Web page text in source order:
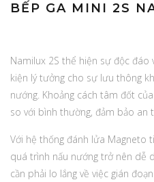
BẾP GA MINI 2S
Namilux 2S thể hiện sự độc
kiện lý tưởng cho sự lưu thông
nướng. Khoảng cách tâm đốt
so với bình thường, đảm bảo an
Với hệ thống đánh lửa Magneto
quá trình nấu nướng trở nên dễ
cần phải lo lắng về việc gián